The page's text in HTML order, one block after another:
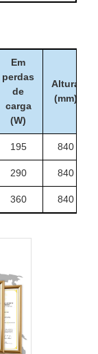
Em
perdas
de
carga
(W)
Altura
(mm)
195 840
290 840
360 840
1010
1530
2230